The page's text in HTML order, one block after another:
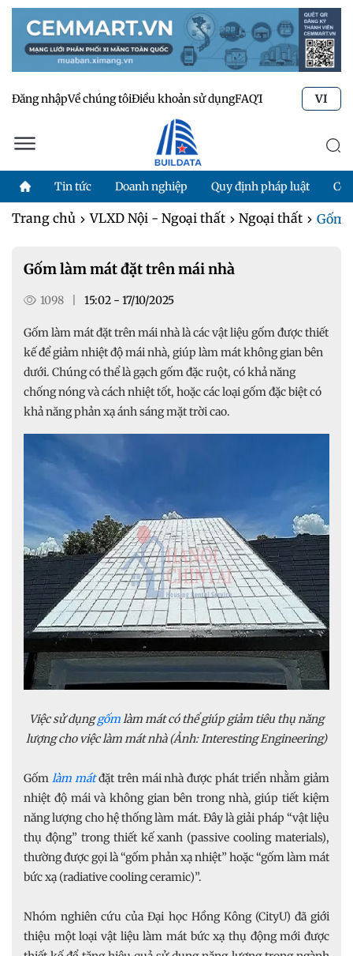
Đăng nhậpVề chúng tôiĐiều khoản sử dụngFAQTư vấn kỹ thuật
VI
Tin tức Doanh nghiệp Quy định pháp luật
Trang chủ VLXD Nội - Ngoại thất Ngoại thất Gốm
Gốm làm mát đặt trên mái nhà
1098 15:02 - 17/10/2025
Gốm làm mát đặt trên mái nhà là các vật liệu gốm được thiết
kế để giảm nhiệt độ mái nhà, giúp làm mát không gian bên
dưới. Chúng có thể là gạch gốm đặc ruột, có khả năng
chống nóng và cách nhiệt tốt, hoặc các loại gốm đặc biệt có
khả năng phản xạ ánh sáng mặt trời cao.
Việc sử dụnggốmlàm mát có thể giúp giảm tiêu thụ năng
lượng cho việc làm mát nhà (Ảnh: Interesting Engineering)
Gốm làm mátđặt trên mái nhà được phát triển nhằm giảm
nhiệt độ mái và không gian bên trong nhà, giúp tiết kiệm
năng lượng cho hệ thống làm mát. Đây là giải pháp “vật liệu
thụ động” trong thiết kế xanh (passive cooling materials),
thường được gọi là “gốm phản xạ nhiệt” hoặc “gốm làm mát
bức xạ (radiative cooling ceramic)”.
Nhóm nghiên cứu của Đại học Hồng Kông (CityU) đã giới
thiệu một loại vật liệu làm mát bức xạ thụ động mới được